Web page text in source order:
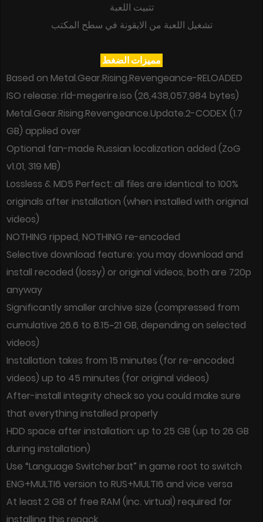
تتبيت اللعبة
تشغيل اللعبة من الايقونة في سطح المكتب
مميزات الضغط
Based on Metal.Gear.Rising.Revengeance-RELOADED
ISO release: rld-megerire.iso (26,438,057,984 bytes)
Metal.Gear.Rising.Revengeance.Update.2-CODEX (1.7
GB) applied over
Optional fan-made Russian localization added (ZoG
v1.01, 319 MB)
100% Lossless & MD5 Perfect: all files are identical to
originals after installation (when installed with original
videos)
NOTHING ripped, NOTHING re-encoded
Selective download feature: you may download and
install recoded (lossy) or original videos, both are 720p
anyway
Significantly smaller archive size (compressed from
cumulative 26.6 to 8.15~21 GB, depending on selected
videos)
Installation takes from 15 minutes (for re-encoded
videos) up to 45 minutes (for original videos)
After-install integrity check so you could make sure
that everything installed properly
HDD space after installation: up to 25 GB (up to 26 GB
during installation)
Use “Language Switcher.bat” in game root to switch
ENG+MULTI6 version to RUS+MULTI6 and vice versa
At least 2 GB of free RAM (inc. virtual) required for